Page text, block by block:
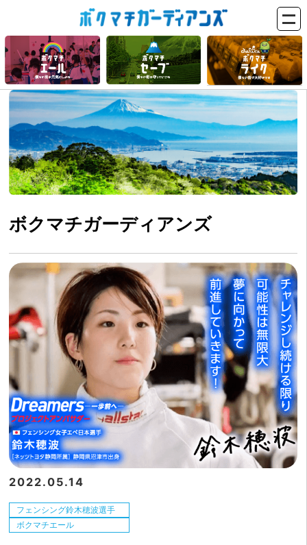
ボクマチガーディアンズ
2022.05.14
フェンシング鈴木穂波選手
ボクマチエール